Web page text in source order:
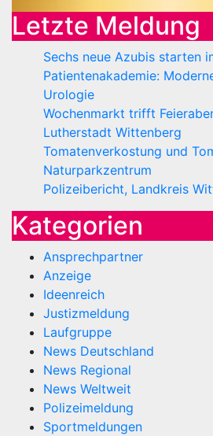
Letzte Meldung
Sechs neue Azubis starten
Patientenakademie:
Urologie
Wochenmarkt trifft
Lutherstadt Wittenberg
Tomatenverkostung und
Naturparkzentrum
Polizeibericht, Landkreis
Kategorien
Ansprechpartner
Anzeige
Ideenreich
Justizmeldung
Laufgruppe
News Deutschland
News Regional
News Weltweit
Polizeimeldung
Sportmeldungen